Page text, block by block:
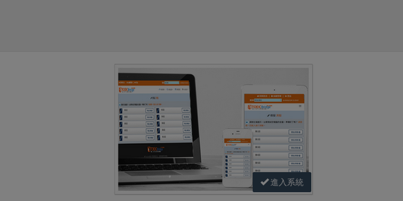
進入系統